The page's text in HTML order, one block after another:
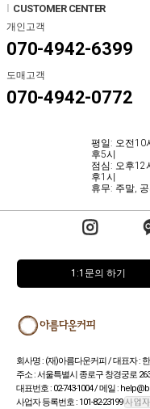
CUSTOMER CENTER
개인고객
070-4942-6399
도매고객
070-4942-0772
평일: 오전10
후5시
점심: 오후12
후1시
휴무: 주말,
1:1문의 하기
회사명 : (재)아름다운커피 / 대표자 :
주소 : 서울특별시 종로구 창경궁로
대표번호 : 02-743-1004 / 메일 :
사업자 등록번호 : 101-82-23199